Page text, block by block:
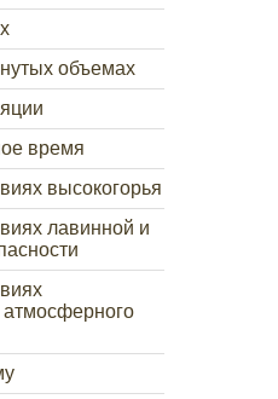
объемах
время
высокогорья
лавинной и